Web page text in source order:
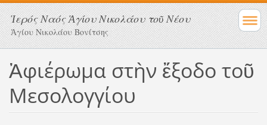
Ἱερός Ναός Ἁγίου Νικολάου τοῦ Νέου
Ἁγίου Νικολάου Βονίτσης
Ἀφιέρωμα στὴν ἔξοδο τοῦ
Μεσολογγίου